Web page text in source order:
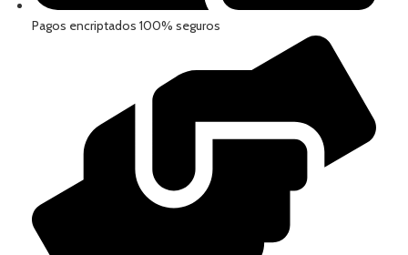
Pagos encriptados 100% seguros